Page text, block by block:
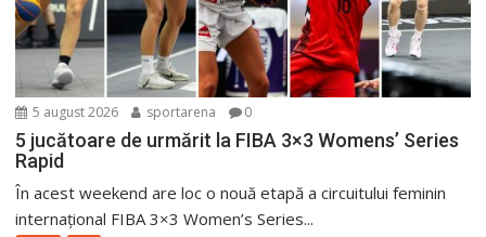
5 august 2026 sportarena 0
5 jucătoare de urmărit la FIBA 3×3 Womens’ Series
Rapid
În acest weekend are loc o nouă etapă a circuitului feminin
internațional FIBA 3×3 Women’s Series...